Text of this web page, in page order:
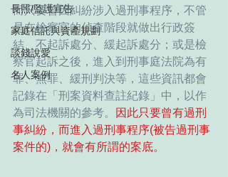
長照/監護宣告
家庭信託與資產規劃
談錢說愛
名人案例
而只要曾因糾紛涉入過刑事程序，不管
是在檢察官的偵查階段就做出行政簽
結、不起訴處分、緩起訴處分；或是檢
察官起訴之後，進入到刑事庭法院為有
罪、無罪、緩刑判決等，這些資訊都會
記錄在「刑案資料查註紀錄」中，以作
為司法機關的參考。
因此只要曾有過刑
事糾紛，而進入過刑事程序(被告過刑事
案件的)，就會有所謂的案底。